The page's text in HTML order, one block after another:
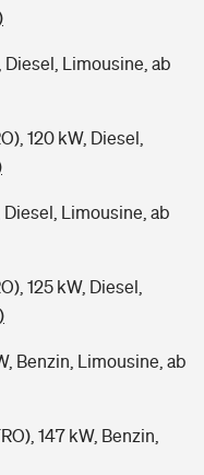
Diesel, Limousine, ab
120 kW, Diesel,
Diesel, Limousine, ab
125 kW, Diesel,
Benzin, Limousine, ab
147 kW, Benzin,